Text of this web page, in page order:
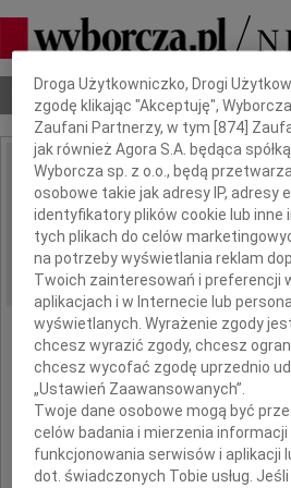
Nekrologi Odeszli Poradnik
IMIĘ I NAZWISKO:
REGION: Kraków, cała Polska
DATA EMISJI: 13.04.2010
Z
w tych
i
Dbamy o Twoją prywatność
Droga Użytkowniczko, Drogi
zgodę klikając "Akceptuję",
Zaufani Partnerzy, w tym [874]
jak również Agora S.A. będąca
Wyborcza sp. z o.o., będą
osobowe takie jak adresy IP, adresy
identyfikatory plików cookie lub inne
tych plikach do celów
na potrzeby wyświetlania reklam
Twoich zainteresowań i preferencji
aplikacjach i w Internecie lub
wyświetlanych. Wyrażenie zgody
chcesz wyrazić zgody, chcesz
chcesz wycofać zgodę uprzednio
„Ustawień Zaawansowanych”.
Twoje dane osobowe mogą być
celów badania i mierzenia
funkcjonowania serwisów i aplikacji
dot. świadczonych Tobie usług.